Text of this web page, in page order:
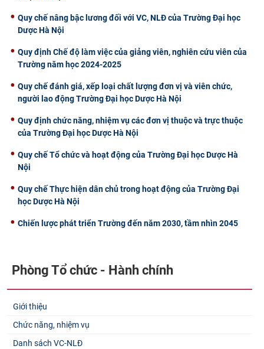
Quy chế nâng bậc lương đối với VC, NLĐ của Trường Đại học
Dược Hà Nội
Quy định Chế độ làm việc của giảng viên, nghiên cứu viên của
Trường năm học 2024-2025
Quy chế đánh giá, xếp loại chất lượng đơn vị và viên chức,
người lao động Trường Đại học Dược Hà Nội
Quy định chức năng, nhiệm vụ các đơn vị thuộc và trực thuộc
của Trường Đại học Dược Hà Nội
Quy chế Tổ chức và hoạt động của Trường Đại học Dược Hà
Nội
Quy chế Thực hiện dân chủ trong hoạt động của Trường Đại
học Dược Hà Nội
Chiến lược phát triển Trường đến năm 2030, tầm nhìn 2045
Phòng Tổ chức - Hành chính
Giới thiệu
Chức năng, nhiệm vụ
Danh sách VC-NLĐ